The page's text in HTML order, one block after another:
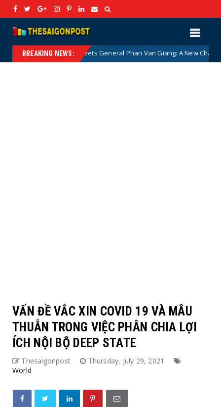
BREAKING NEWS:
Nickel Meets General Phan Van Giang: A New Chapter in
VẤN ĐỀ VẮC XIN COVID 19 VÀ MÂU
THUẪN TRONG VIỆC PHÂN CHIA LỢI
ÍCH NỘI BỘ DEEP STATE
Thesaigonpost
Thursday, July 29, 2021
World